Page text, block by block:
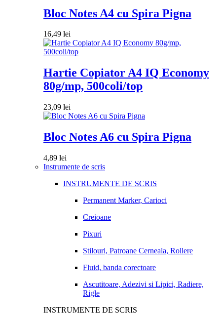
Bloc Notes A4 cu Spira Pigna
16,49 lei
Hartie Copiator A4 IQ Economy
80g/mp, 500coli/top
23,09 lei
Bloc Notes A6 cu Spira Pigna
4,89 lei
Instrumente de scris
INSTRUMENTE DE SCRIS
Permanent Marker, Carioci
Creioane
Pixuri
Stilouri, Patroane Cerneala, Rollere
Fluid, banda corectoare
Ascutitoare, Adezivi si Lipici, Radiere,
Rigle
INSTRUMENTE DE SCRIS